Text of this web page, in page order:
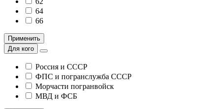
64
66
Применить
Для кого
Россия и СССР
ФПС и погранслужба СССР
Морчасти погранвойск
МВД и ФСБ